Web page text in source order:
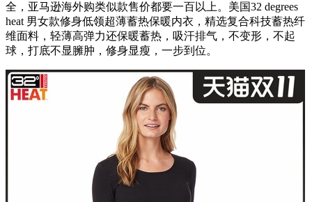
全，亚马逊海外购类似款售价都要一百以上。美国32 degrees
heat 男女款修身低领超薄蓄热保暖内衣，精选复合科技蓄热纤
维面料，轻薄高弹力还保暖蓄热，吸汗排气，不变形，不起
球，打底不显臃肿，修身显瘦，一步到位。